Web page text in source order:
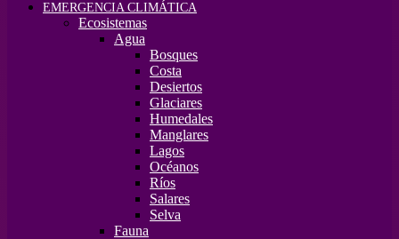
EMERGENCIA CLIMÁTICA
Ecosistemas
Agua
Bosques
Costa
Desiertos
Glaciares
Humedales
Manglares
Lagos
Océanos
Ríos
Salares
Selva
Fauna